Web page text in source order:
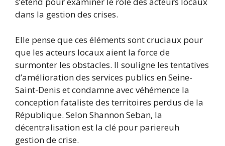
dans la gestion des crises.
Elle pense que ces éléments sont cruciaux pour
que les acteurs locaux aient la force de
surmonter les obstacles. Il souligne les tentatives
d’amélioration des services publics en Seine-
Saint-Denis et condamne avec véhémence la
conception fataliste des territoires perdus de la
République. Selon Shannon Seban, la
décentralisation est la clé pour pariereuh
gestion de crise.